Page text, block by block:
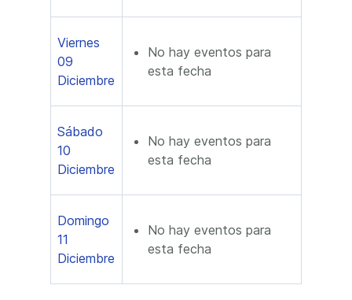
Viernes
09
Diciembre
No hay eventos para
esta fecha
Sábado
10
Diciembre
No hay eventos para
esta fecha
Domingo
11
Diciembre
No hay eventos para
esta fecha